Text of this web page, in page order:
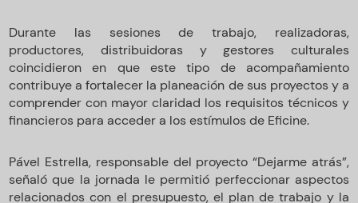
Durante las sesiones de trabajo, realizadoras,
productores, distribuidoras y gestores culturales
coincidieron en que este tipo de acompañamiento
contribuye a fortalecer la planeación de sus proyectos y a
comprender con mayor claridad los requisitos técnicos y
financieros para acceder a los estímulos de Eficine.
Pável Estrella, responsable del proyecto “Dejarme atrás”,
señaló que la jornada le permitió perfeccionar aspectos
relacionados con el presupuesto, el plan de trabajo y la